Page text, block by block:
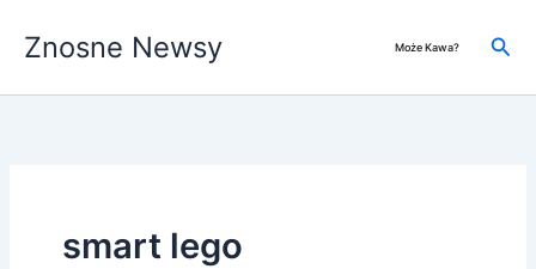
Znosne Newsy Może Kawa?
smart lego